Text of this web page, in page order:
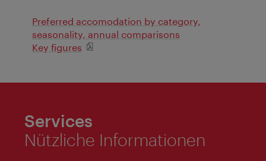
Preferred accomodation by category,
seasonality, annual comparisons
Key figures
Services
Nützliche Informationen